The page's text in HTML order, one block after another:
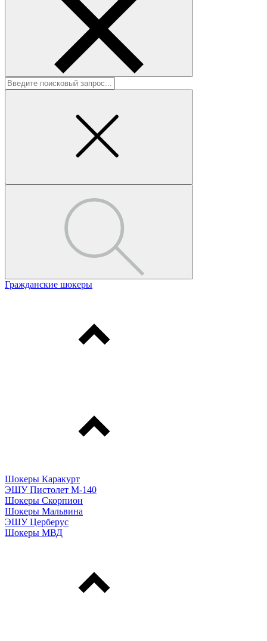
Гражданские шокеры
Шокеры Каракурт
ЭШУ Пистолет М-140
Шокеры Скорпион
Шокеры Мальвина
ЭШУ Церберус
Шокеры МВД